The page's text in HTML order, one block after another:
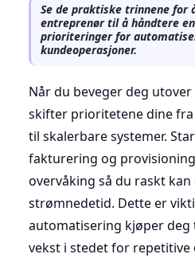
Se de praktiske trinnene for
entreprenør til å håndtere
prioriteringer for
kundeoperasjoner.
Når du beveger deg
skifter prioritetene dine
til skalerbare systemer.
fakturering og
overvåking så du raskt
strømnedetid. Dette er
automatisering kjøper deg
vekst i stedet for repetitive